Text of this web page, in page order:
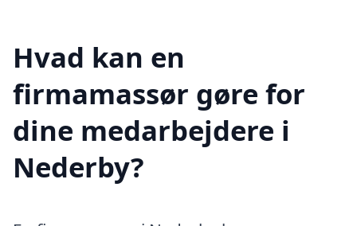
Hvad kan en
firmamassør gøre for
dine medarbejdere i
Nederby?